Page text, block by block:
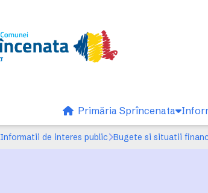
Primăria Sprîncenata
Informatii de interes public Bugete si situatii